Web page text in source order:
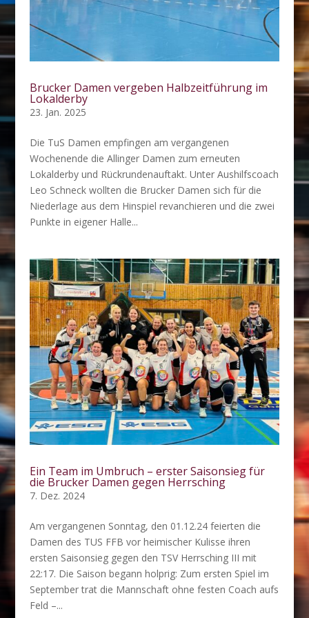
Brucker Damen vergeben Halbzeitführung im
Lokalderby
23. Jan. 2025
Die TuS Damen empfingen am vergangenen
Wochenende die Allinger Damen zum erneuten
Lokalderby und Rückrundenauftakt. Unter Aushilfscoach
Leo Schneck wollten die Brucker Damen sich für die
Niederlage aus dem Hinspiel revanchieren und die zwei
Punkte in eigener Halle...
Ein Team im Umbruch – erster Saisonsieg für
die Brucker Damen gegen Herrsching
7. Dez. 2024
Am vergangenen Sonntag, den 01.12.24 feierten die
Damen des TUS FFB vor heimischer Kulisse ihren
ersten Saisonsieg gegen den TSV Herrsching III mit
22:17. Die Saison begann holprig: Zum ersten Spiel im
September trat die Mannschaft ohne festen Coach aufs
Feld –...